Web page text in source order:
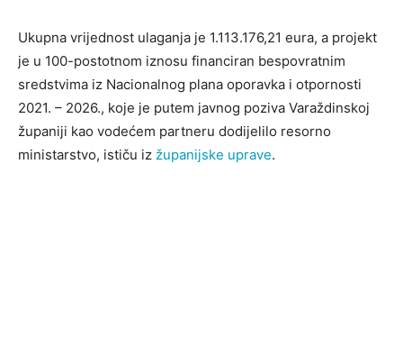
Ukupna vrijednost ulaganja je 1.113.176,21 eura, a projekt
je u 100-postotnom iznosu financiran bespovratnim
sredstvima iz Nacionalnog plana oporavka i otpornosti
2021. – 2026., koje je putem javnog poziva Varaždinskoj
županiji kao vodećem partneru dodijelilo resorno
ministarstvo, ističu iz županijske uprave.